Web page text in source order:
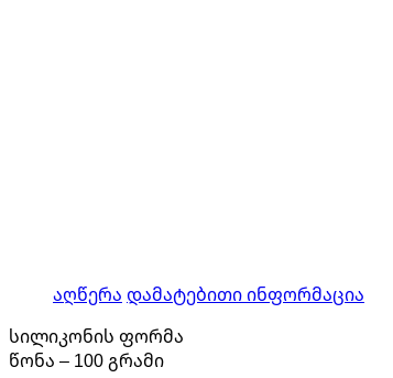
აღწერა დამატებითი ინფორმაცია
სილიკონის ფორმა
წონა – 100 გრამი